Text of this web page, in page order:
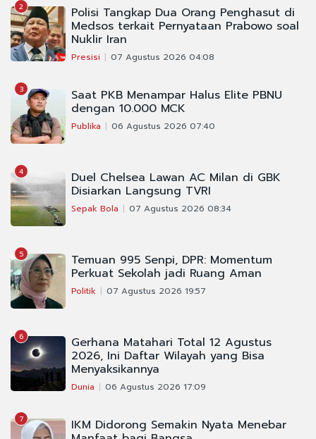
2 Polisi Tangkap Dua Orang Penghasut di
Medsos terkait Pernyataan Prabowo soal
Nuklir Iran
Presisi 07 Agustus 2026 04:08
3 Saat PKB Menampar Halus Elite PBNU
dengan 10.000 MCK
Publika 06 Agustus 2026 07:40
4 Duel Chelsea Lawan AC Milan di GBK
Disiarkan Langsung TVRI
Sepak Bola 07 Agustus 2026 08:34
5 Temuan 995 Senpi, DPR: Momentum
Perkuat Sekolah jadi Ruang Aman
Politik 07 Agustus 2026 19:57
6 Gerhana Matahari Total 12 Agustus
2026, Ini Daftar Wilayah yang Bisa
Menyaksikannya
Dunia 06 Agustus 2026 17:09
7 IKM Didorong Semakin Nyata Menebar